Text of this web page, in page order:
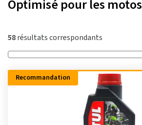
Optimisé pour les motos
58résultats correspondants
Recommandation